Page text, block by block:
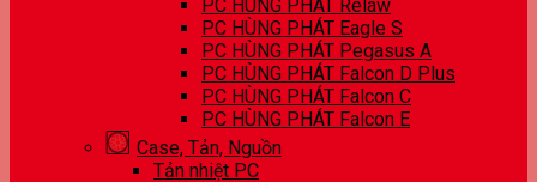
PC HÙNG PHÁT Relaw
PC HÙNG PHÁT Eagle S
PC HÙNG PHÁT Pegasus A
PC HÙNG PHÁT Falcon D Plus
PC HÙNG PHÁT Falcon C
PC HÙNG PHÁT Falcon E
Case, Tản, Nguồn
Tản nhiệt PC